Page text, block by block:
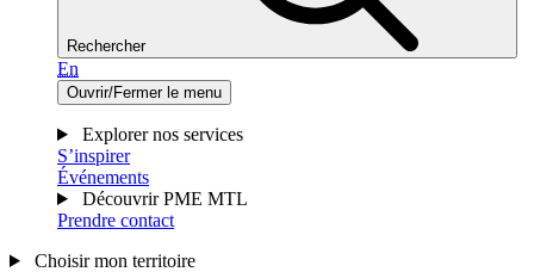
Rechercher
En
Ouvrir/Fermer le menu
Explorer nos services
S’inspirer
Événements
Découvrir PME MTL
Prendre contact
Choisir mon territoire